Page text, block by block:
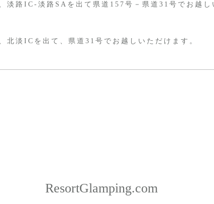
淡路IC-淡路SAを出て県道157号－県道31号でお越し
北淡ICを出て、県道31号でお越しいただけます。
ResortGlamping.com